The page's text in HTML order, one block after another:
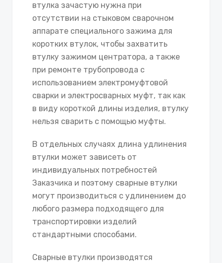
втулка зачастую нужна при
отсутствии на стыковом сварочном
аппарате специального зажима для
коротких втулок, чтобы захватить
втулку зажимом центратора, а также
при ремонте трубопровода с
использованием электромуфтовой
сварки и электросварных муфт, так как
в виду короткой длины изделия, втулку
нельзя сварить с помощью муфты.
В отдельных случаях длина удлинения
втулки может зависеть от
индивидуальных потребностей
Заказчика и поэтому сварные втулки
могут производиться с удлинением до
любого размера подходящего для
транспортировки изделий
стандартными способами.
Сварные втулки производятся